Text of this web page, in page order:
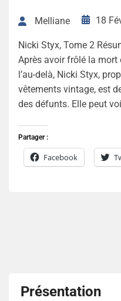
Melliane 18
Nicki Styx, Tome 2
Après avoir frôlé la
l’au-delà, Nicki Styx,
vêtements vintage, est
des défunts. Elle peut
Partager :
Facebook
Présentation